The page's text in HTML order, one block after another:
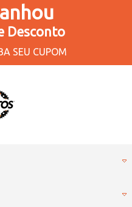
Desconto
SEU CUPOM